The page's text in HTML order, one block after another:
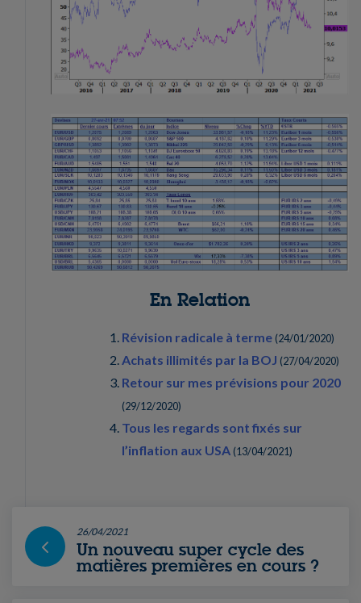
En Relation
Révision radicale à terme (24/01/2020)
Achats illimités par la BOJ (27/04/2020)
Retour sur mes prévisions pour 2020
(29/12/2020)
Tous les regards sont fixés sur
l’inflation aux USA (13/04/2021)
26/04/2021
Un nouveau super cycle des
matières premières en cours ?